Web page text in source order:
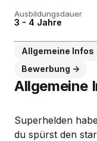
Ausbildungsdauer
3 - 4 Jahre
Allgemeine Infos
Bewerbung
Allgemeine
Superhelden
du spürst den